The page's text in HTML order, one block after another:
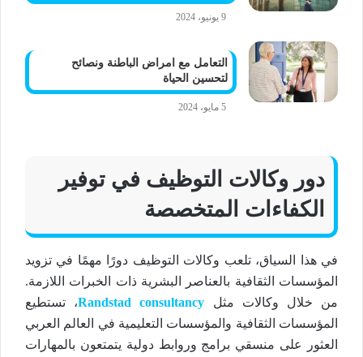
9 يونيو، 2024
التعامل مع امراض الباطنة ونصائح
لتحسين الحياة
5 مايو، 2024
دور وكالات التوظيف في توفير
الكفاءات المتخصصة
في هذا السياق، تلعب وكالات التوظيف دورًا مهمًا في تزويد
المؤسسات الثقافية بالعناصر البشرية ذات الخبرات اللازمة.
من خلال وكالات مثل
Randstad consultancy، تستطيع
المؤسسات الثقافية والمؤسسات التعليمية في العالم العربي
العثور على منسقي برامج وروابط دولية يتمتعون بالمهارات